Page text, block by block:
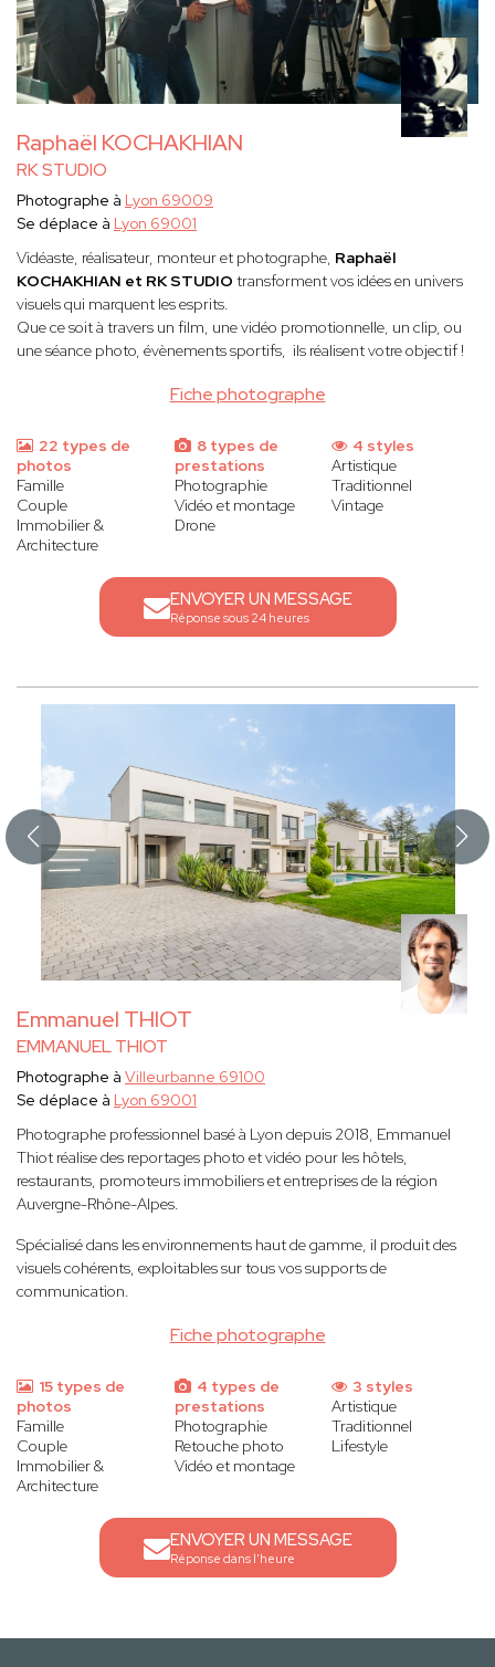
Raphaël KOCHAKHIAN
RK STUDIO
Fiche photographe
Photographe à Lyon 69009
Se déplace à Lyon 69001
Vidéaste, réalisateur, monteur et photographe, Raphaël
KOCHAKHIAN et RK STUDIO transforment vos idées en univers
visuels qui marquent les esprits.
Que ce soit à travers un film, une vidéo promotionnelle, un clip, ou
une séance photo, évènements sportifs, ils réalisent votre objectif !
22 types de
photos
Famille
Couple
Immobilier &
Architecture
8 types de
prestations
Photographie
Vidéo et montage
Drone
4 styles
Artistique
Traditionnel
Vintage
ENVOYER UN MESSAGE
Réponse sous 24 heures
Emmanuel THIOT
EMMANUEL THIOT
Fiche photographe
Photographe à Villeurbanne 69100
Se déplace à Lyon 69001
Photographe professionnel basé à Lyon depuis 2018, Emmanuel
Thiot réalise des reportages photo et vidéo pour les hôtels,
restaurants, promoteurs immobiliers et entreprises de la région
Auvergne-Rhône-Alpes.
Spécialisé dans les environnements haut de gamme, il produit des
visuels cohérents, exploitables sur tous vos supports de
communication.
15 types de
photos
Famille
Couple
Immobilier &
Architecture
4 types de
prestations
Photographie
Retouche photo
Vidéo et montage
3 styles
Artistique
Traditionnel
Lifestyle
ENVOYER UN MESSAGE
Réponse dans l'heure